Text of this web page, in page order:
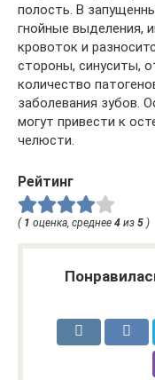
полость. В
гнойные выделения,
кровоток и
стороны, синуситы,
количество
заболевания зубов.
могут привести к
челюсти.
Рейтинг
( 1 оценка, среднее 4 из 5 )